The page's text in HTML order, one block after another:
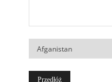
Kraj